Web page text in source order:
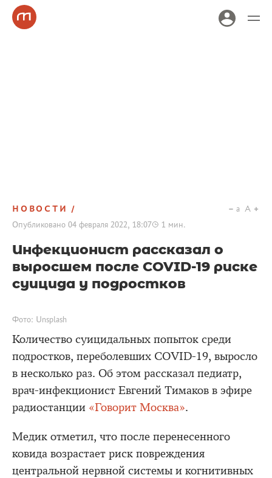
НОВОСТИ
Опубликовано 04 февраля 2022, 18:07 1 мин.
a A
Инфекционист рассказал о
выросшем после COVID-19 риске
суицида у подростков
Фото: Unsplash
Количество суицидальных попыток среди
подростков, переболевших COVID-19, выросло
в несколько раз. Об этом рассказал педиатр,
врач-инфекционист Евгений Тимаков в эфире
радиостанции «Говорит Москва».
Медик отметил, что после перенесенного
ковида возрастает риск повреждения
центральной нервной системы и когнитивных